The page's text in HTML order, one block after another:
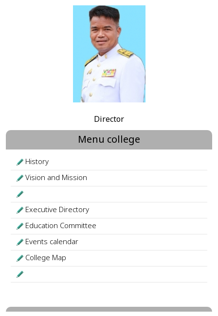
Director
Menu college
History
Vision and Mission
Executive Directory
Education Committee
Events calendar
College Map